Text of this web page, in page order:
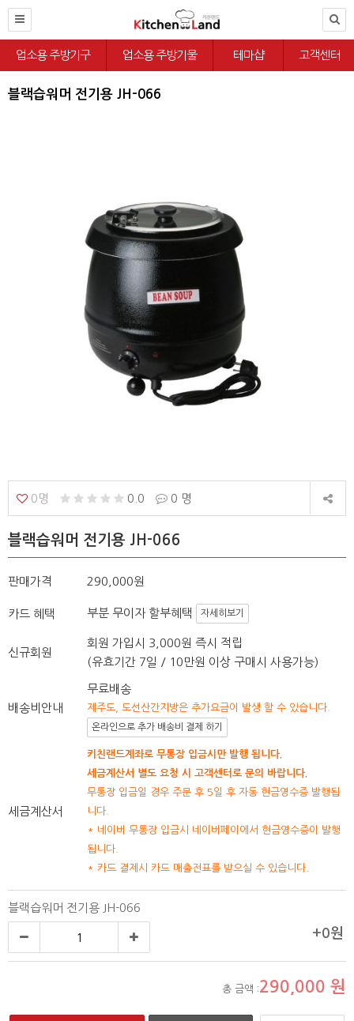
업소용 주방기구 업소용 주방기물 테마샵 고객센터
블랙습워머 전기용 JH-066
0명 0.0 0 명
블랙습워머 전기용 JH-066
판매가격 290,000원
카드 혜택 부분 무이자 할부혜택 자세히보기
신규회원
회원 가입시 3,000원 즉시 적립
(유효기간 7일 / 10만원 이상 구매시 사용가능)
배송비안내
무료배송
제주도, 도선산간지방은 추가요금이 발생 할 수 있습니다.
온라인으로 추가 배송비 결제 하기
세금계산서
키친랜드계좌로 무통장 입금시만 발행 됩니다.
세금계산서 별도 요청 시 고객센터로 문의 바랍니다.
무통장 입금일 경우 주문 후 5일 후 자동 현금영수증 발행됩
니다.
* 네이버 무통장 입금시 네이버페이에서 현금영수증이 발행
됩니다.
* 카드 결제시 카드 매출전표를 받으실 수 있습니다.
블랙습워머 전기용 JH-066
+0원
총 금액 :290,000 원